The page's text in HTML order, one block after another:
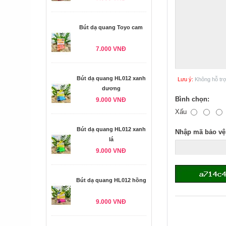
Bút dạ quang Toyo cam
7.000 VNĐ
Bút dạ quang HL012 xanh
dương
9.000 VNĐ
Bút dạ quang HL012 xanh
lá
9.000 VNĐ
Bút dạ quang HL012 hồng
9.000 VNĐ
Lưu ý: Không hỗ
Bình chọn:
Xấu
Nhập mã bảo